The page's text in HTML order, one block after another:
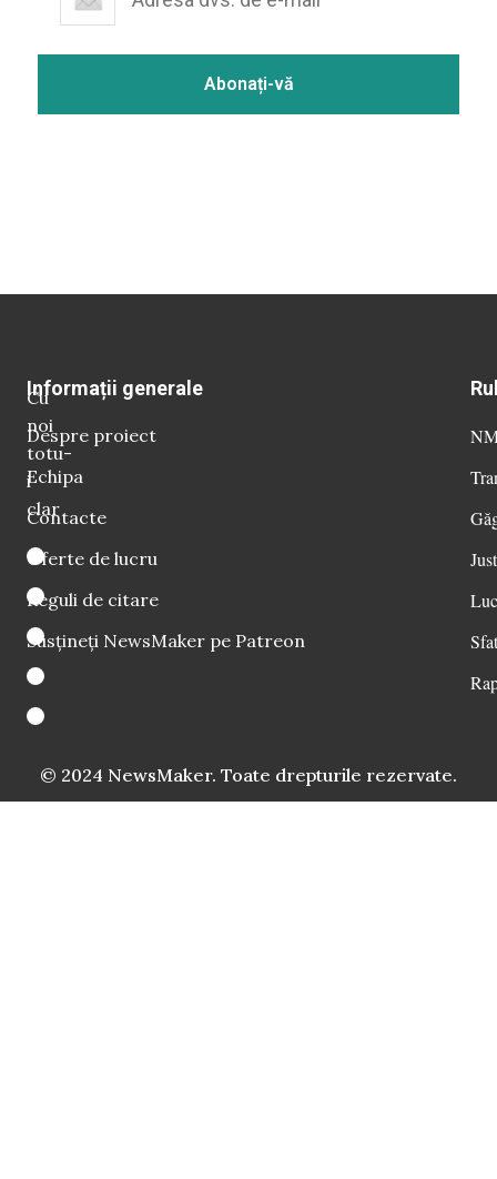
Cu
noi
totu-
i
clar
Informații generale
Despre proiect
Echipa
Contacte
Oferte de lucru
Reguli de citare
Susțineți NewsMaker pe Patreon
© 2024 NewsMaker. Toate drepturile rezervate.